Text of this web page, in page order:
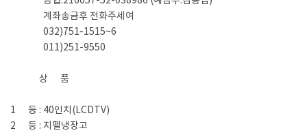
계좌송금후 전화주세여
032)751-1515~6
011)251-9550
상 품
1 등 : 40인치(LCDTV)
2 등 : 지펠냉장고